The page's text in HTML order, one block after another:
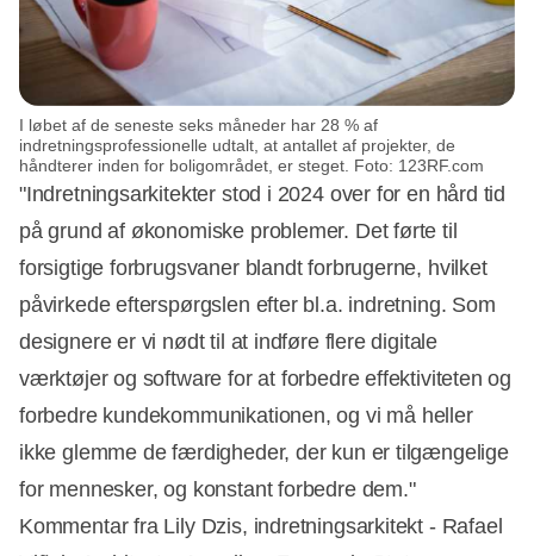
I løbet af de seneste seks måneder har 28 % af
indretningsprofessionelle udtalt, at antallet af projekter, de
håndterer inden for boligområdet, er steget. Foto: 123RF.com
"Indretningsarkitekter stod i 2024 over for en hård tid
på grund af økonomiske problemer. Det førte til
forsigtige forbrugsvaner blandt forbrugerne, hvilket
påvirkede efterspørgslen efter bl.a. indretning. Som
designere er vi nødt til at indføre flere digitale
værktøjer og software for at forbedre effektiviteten og
forbedre kundekommunikationen, og vi må heller
ikke glemme de færdigheder, der kun er tilgængelige
for mennesker, og konstant forbedre dem."
Kommentar fra Lily Dzis, indretningsarkitekt - Rafael